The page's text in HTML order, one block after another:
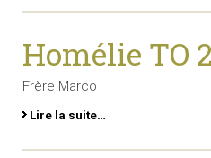
Homélie TO
Frère Marco
Lire la suite…